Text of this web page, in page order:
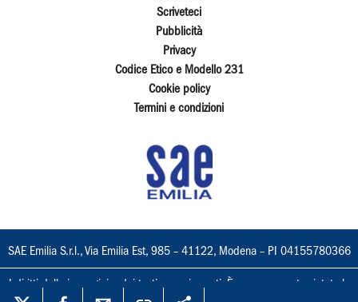
Scriveteci
Pubblicità
Privacy
Codice Etico e Modello 231
Cookie policy
Termini e condizioni
SAE Emilia S.r.l., Via Emilia Est, 985 – 41122, Modena – PI 04155780366
I diritti delle immagini e dei testi sono riservati. È espressamente vietata la